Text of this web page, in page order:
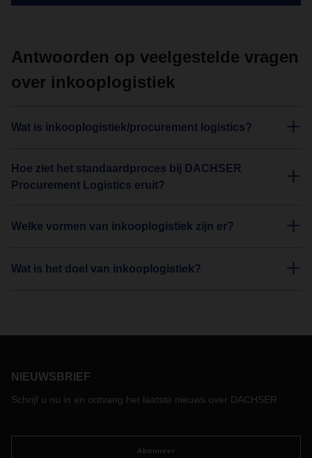
Antwoorden op veelgestelde vragen
over inkooplogistiek
Wat is inkooplogistiek/procurement logistics?
Hoe ziet het standaardproces bij DACHSER
Procurement Logistics eruit?
Welke vormen van inkooplogistiek zijn er?
Wat is het doel van inkooplogistiek?
NIEUWSBRIEF
Schrijf u nu in en ontvang het laatste nieuws over DACHSER
Abonneer